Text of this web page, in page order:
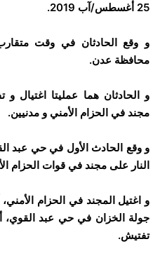
25 أغسطس/آب 2019.
و وقع الحادثان في وقت
محافظة عدن.
و الحادثان هما عمليتا اغتيال
مجند في الحزام الأمني و مدنيين.
و وقع الحادث الأول في حي عبد
النار على مجند في قوات الحزام
و اغتيل المجند في الحزام
جولة الخزان في حي عبد القوي،
تفتيش.